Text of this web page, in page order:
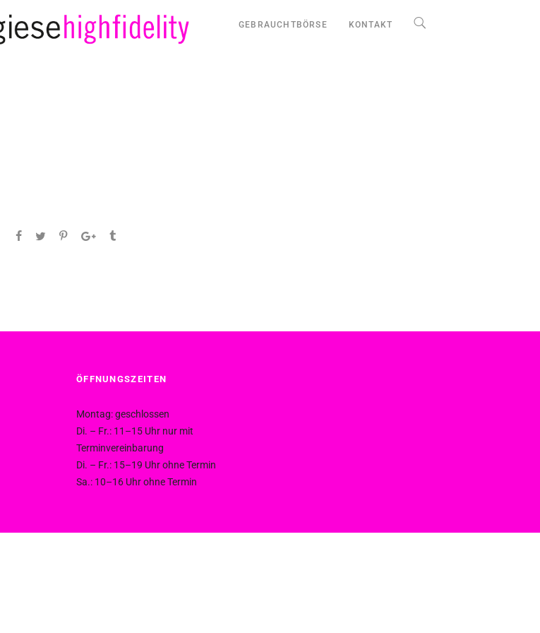
GEBRAUCHTBÖRSE KONTAKT
ÖFFNUNGSZEITEN
Montag: geschlossen
Di. – Fr.: 11–15 Uhr nur mit
Terminvereinbarung
Di. – Fr.: 15–19 Uhr ohne Termin
Sa.: 10–16 Uhr ohne Termin